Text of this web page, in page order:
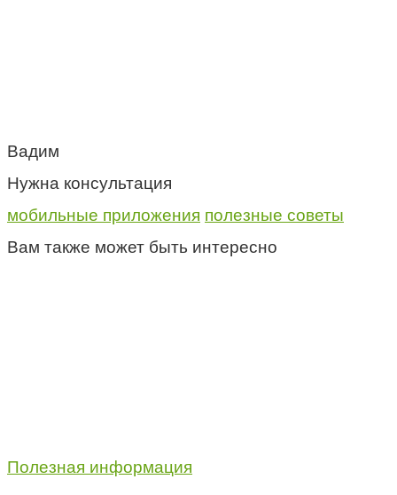
Вадим
Нужна консультация
мобильные приложения полезные советы
Вам также может быть интересно
Полезная информация